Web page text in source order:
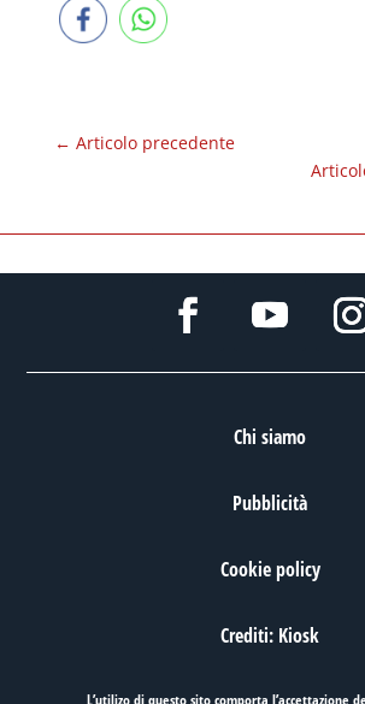
← Articolo precedente
Chi siamo
Pubblicità
Cookie policy
Crediti: Kiosk
L’utilizo di questo sito comporta l’accettazione